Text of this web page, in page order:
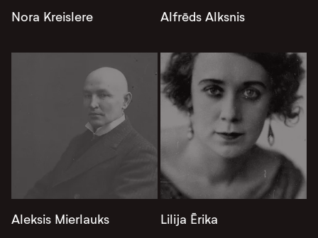
Nora Kreislere Alfrēds Alksnis
Aleksis Mierlauks Lilija Ērika